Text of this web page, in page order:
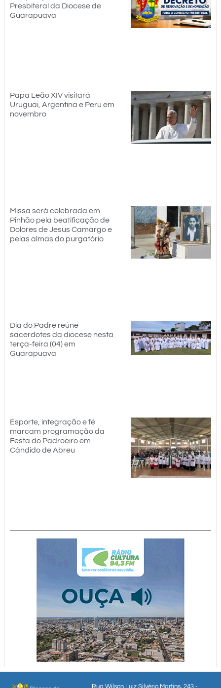
Presbiteral da Diocese de
Guarapuava
Papa Leão XIV visitará
Uruguai, Argentina e Peru em
novembro
Missa será celebrada em
Pinhão pela beatificação de
Dolores de Jesus Camargo e
pelas almas do purgatório
Dia do Padre reúne
sacerdotes da diocese nesta
terça-feira (04) em
Guarapuava
Esporte, integração e fé
marcam programação da
Festa do Padroeiro em
Cândido de Abreu
Rua Wilson Luiz Silvério Martins, 243 -